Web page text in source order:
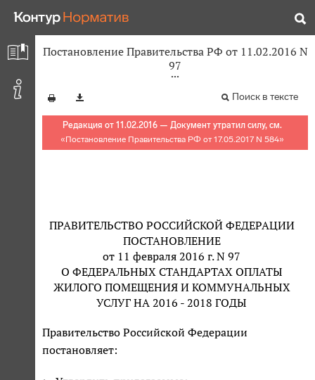
Постановление Правительства РФ от 11.02.2016 N
97
Поиск в тексте
Редакция от 11.02.2016 — Документ утратил силу, см.
«Постановление Правительства РФ от 17.05.2017 N 584»
ПРАВИТЕЛЬСТВО РОССИЙСКОЙ ФЕДЕРАЦИИ
ПОСТАНОВЛЕНИЕ
от 11 февраля 2016 г. N 97
О ФЕДЕРАЛЬНЫХ СТАНДАРТАХ ОПЛАТЫ
ЖИЛОГО ПОМЕЩЕНИЯ И КОММУНАЛЬНЫХ
УСЛУГ НА 2016 - 2018 ГОДЫ
Правительство Российской Федерации
постановляет: